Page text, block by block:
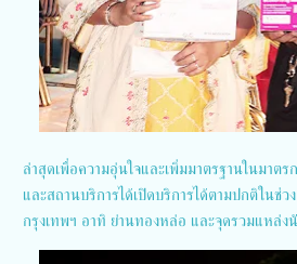
ล่าสุดเพื่อความอุ่นใจและเพิ่มมาตรฐานในมาต
และสถานบริการได้เปิดบริการได้ตามปกติใน
กรุงเทพฯ อาทิ ย่านทองหล่อ และจุดรวมแหล่